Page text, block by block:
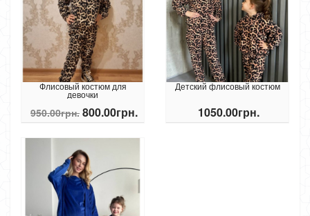
Флисовый костюм для
девочки
950.00грн. 800.00грн.
Детский флисовый костюм
1050.00грн.